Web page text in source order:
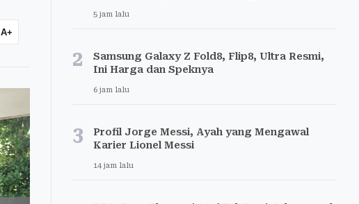
A+
5 jam lalu
2
Samsung Galaxy Z Fold8, Flip8, Ultra Resmi,
Ini Harga dan Speknya
6 jam lalu
3
Profil Jorge Messi, Ayah yang Mengawal
Karier Lionel Messi
14 jam lalu